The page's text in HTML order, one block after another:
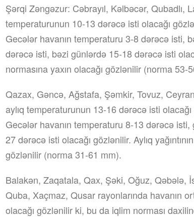
Şərqi Zəngəzur: Cəbrayıl, Kəlbəcər, Qubadlı,
temperaturunun 10-13 dərəcə isti olacağı
Gecələr havanın temperaturu 3-8 dərəcə isti,
dərəcə isti, bəzi günlərdə 15-18 dərəcə isti
normasına yaxın olacağı gözlənilir (norma 53-
Qazax, Gəncə, Ağstafa, Şəmkir, Tovuz,
aylıq temperaturunun 13-16 dərəcə isti
Gecələr havanın temperaturu 8-13 dərəcə
27 dərəcə isti olacağı gözlənilir. Aylıq
gözlənilir (norma 31-61 mm).
Balakən, Zaqatala, Qax, Şəki, Oğuz, Qəbələ,
Quba, Xaçmaz, Qusar rayonlarında havanın
olacağı gözlənilir ki, bu da iqlim norması